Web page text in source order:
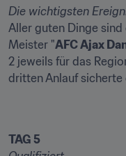
Die wichtigsten
Aller guten Dinge sind
Meister "AFC Ajax
2 jeweils für das
dritten Anlauf sicherte
TAG 5